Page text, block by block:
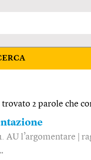
2 parole che
AU l’argomentare |